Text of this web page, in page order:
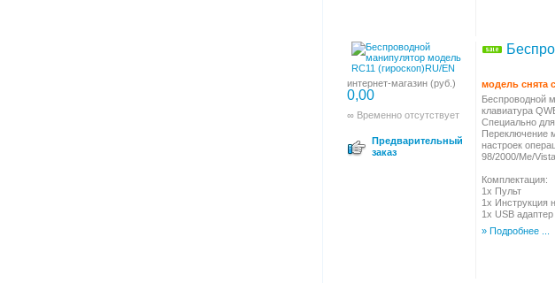
интернет-магазин (руб.)
0,00
∞ Временно отсутствует
Предварительный
заказ
модель снята
Беспроводной
клавиатура
Специально для
Переключение
настроек
98/2000/Me/
Комплектация:
1х Пульт
1х Инструкция
1х USB
» Подробнее ...